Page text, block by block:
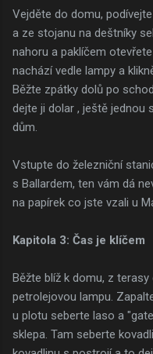
Vejděte do domu,
a ze stojanu na deštníky
nahoru a paklíčem
nachází vedle lampy a
Běžte zpátky dolů po
dejte ji dolar , ještě jednou
dům.
Vstupte do železniční
s Ballardem, ten vám dá
na papírek co jste vzali u
Kapitola 3: Čas je klíčem
Běžte blíž k domu, z
petrolejovou lampu.
u plotu seberte laso a
sklepa. Tam seberte